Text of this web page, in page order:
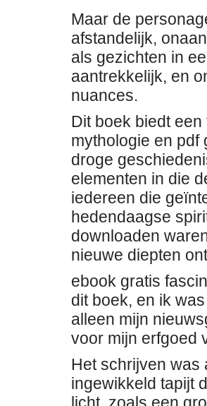
Maar de
afstandelijk,
als gezichten in
aantrekkelijk, en
nuances.
Dit boek biedt
mythologie en pdf
droge
elementen in die
iedereen die
hedendaagse
downloaden
nieuwe diepten
ebook gratis
dit boek, en ik
alleen mijn
voor mijn erfgoed
Het schrijven was
ingewikkeld tapijt